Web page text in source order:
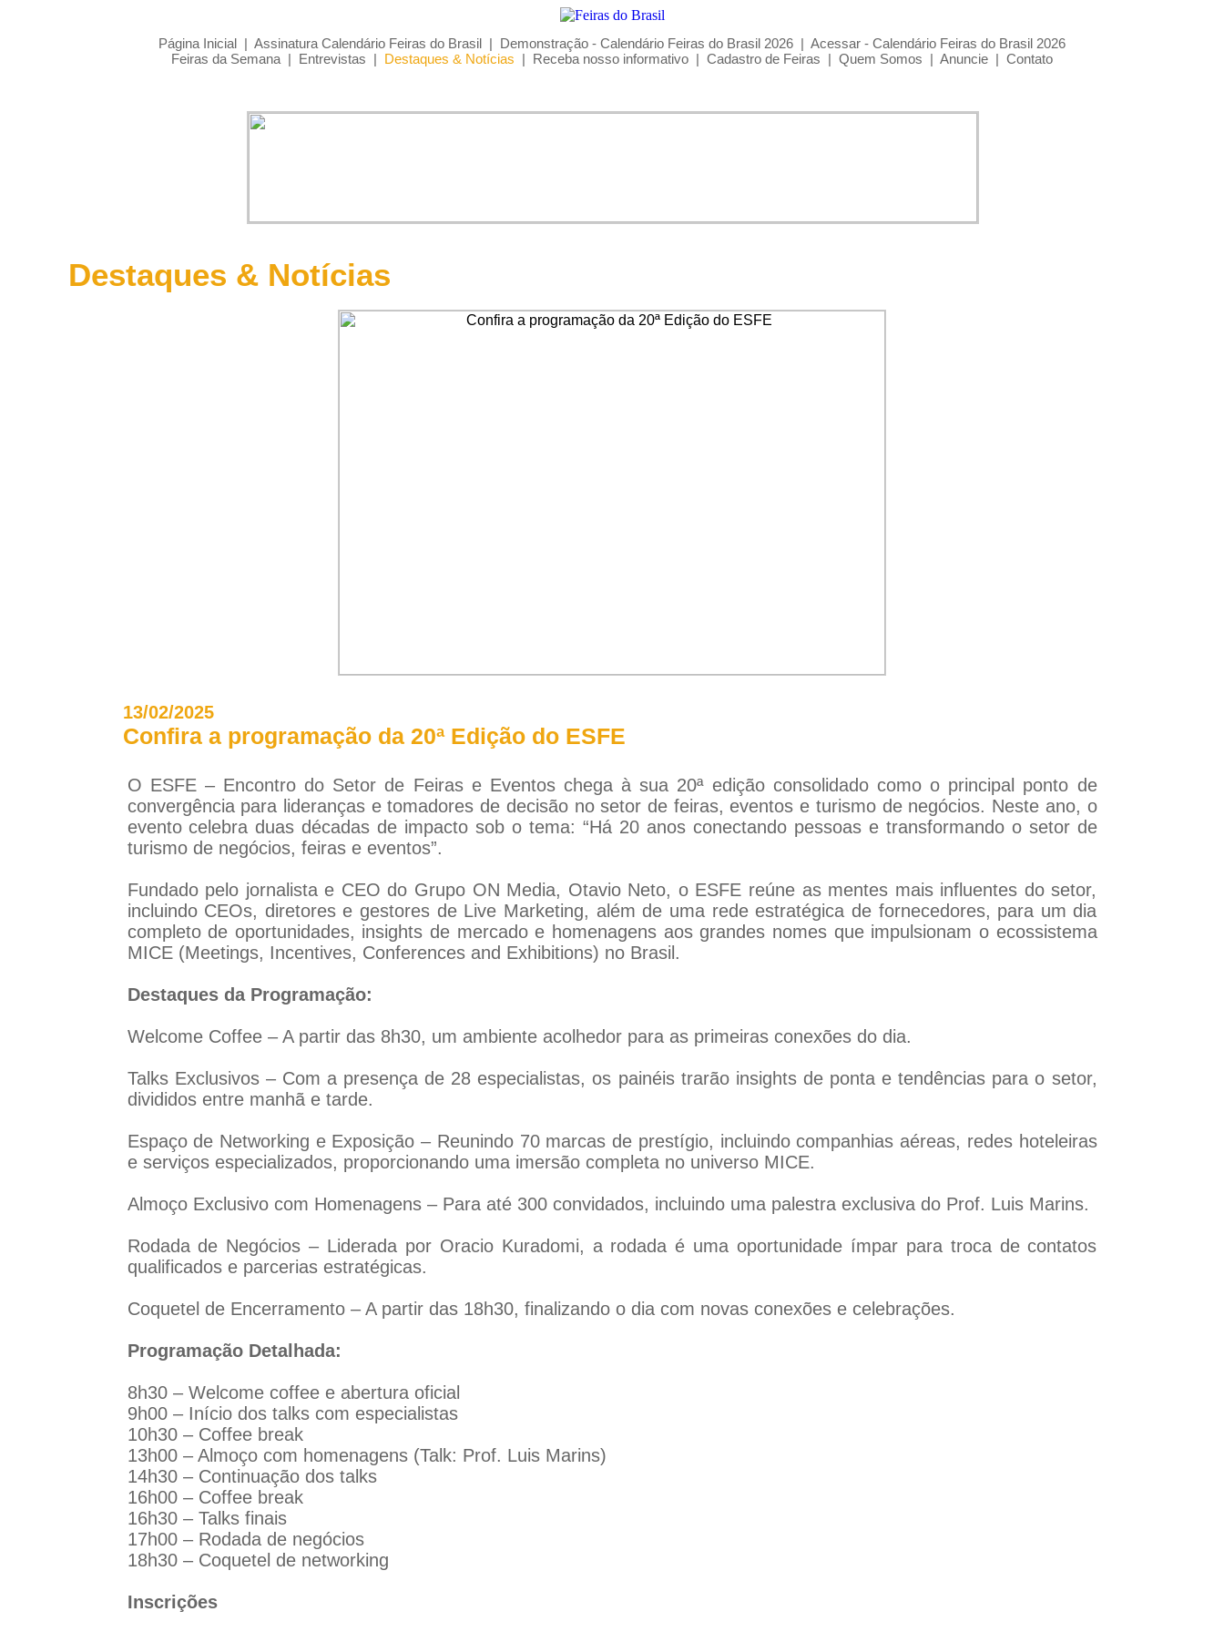
Página Inicial | Assinatura Calendário Feiras do Brasil | Demonstração - Calendário Feiras do Brasil 2026 | Acessar - Calendário Feiras do Brasil 2026
Feiras da Semana | Entrevistas | Destaques & Notícias | Receba nosso informativo | Cadastro de Feiras | Quem Somos | Anuncie | Contato
Destaques & Notícias
13/02/2025
Confira a programação da 20ª Edição do ESFE
O ESFE – Encontro do Setor de Feiras e Eventos chega à sua 20ª edição consolidado como o principal ponto de
convergência para lideranças e tomadores de decisão no setor de feiras, eventos e turismo de negócios. Neste ano, o
evento celebra duas décadas de impacto sob o tema: “Há 20 anos conectando pessoas e transformando o setor de
turismo de negócios, feiras e eventos”.
Fundado pelo jornalista e CEO do Grupo ON Media, Otavio Neto, o ESFE reúne as mentes mais influentes do setor,
incluindo CEOs, diretores e gestores de Live Marketing, além de uma rede estratégica de fornecedores, para um dia
completo de oportunidades, insights de mercado e homenagens aos grandes nomes que impulsionam o ecossistema
MICE (Meetings, Incentives, Conferences and Exhibitions) no Brasil.
Destaques da Programação:
Welcome Coffee – A partir das 8h30, um ambiente acolhedor para as primeiras conexões do dia.
Talks Exclusivos – Com a presença de 28 especialistas, os painéis trarão insights de ponta e tendências para o setor,
divididos entre manhã e tarde.
Espaço de Networking e Exposição – Reunindo 70 marcas de prestígio, incluindo companhias aéreas, redes hoteleiras
e serviços especializados, proporcionando uma imersão completa no universo MICE.
Almoço Exclusivo com Homenagens – Para até 300 convidados, incluindo uma palestra exclusiva do Prof. Luis Marins.
Rodada de Negócios – Liderada por Oracio Kuradomi, a rodada é uma oportunidade ímpar para troca de contatos
qualificados e parcerias estratégicas.
Coquetel de Encerramento – A partir das 18h30, finalizando o dia com novas conexões e celebrações.
Programação Detalhada:
8h30 – Welcome coffee e abertura oficial
9h00 – Início dos talks com especialistas
10h30 – Coffee break
13h00 – Almoço com homenagens (Talk: Prof. Luis Marins)
14h30 – Continuação dos talks
16h00 – Coffee break
16h30 – Talks finais
17h00 – Rodada de negócios
18h30 – Coquetel de networking
Inscrições